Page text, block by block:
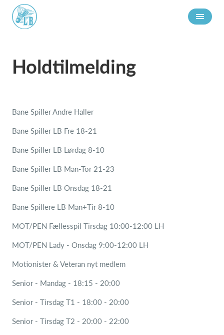
Holdtilmelding
Bane Spiller Andre Haller
Bane Spiller LB Fre 18-21
Bane Spiller LB Lørdag 8-10
Bane Spiller LB Man-Tor 21-23
Bane Spiller LB Onsdag 18-21
Bane Spillere LB Man+Tir 8-10
MOT/PEN Fællesspil Tirsdag 10:00-12:00 LH
MOT/PEN Lady - Onsdag 9:00-12:00 LH
Motionister & Veteran nyt medlem
Senior - Mandag - 18:15 - 20:00
Senior - Tirsdag T1 - 18:00 - 20:00
Senior - Tirsdag T2 - 20:00 - 22:00